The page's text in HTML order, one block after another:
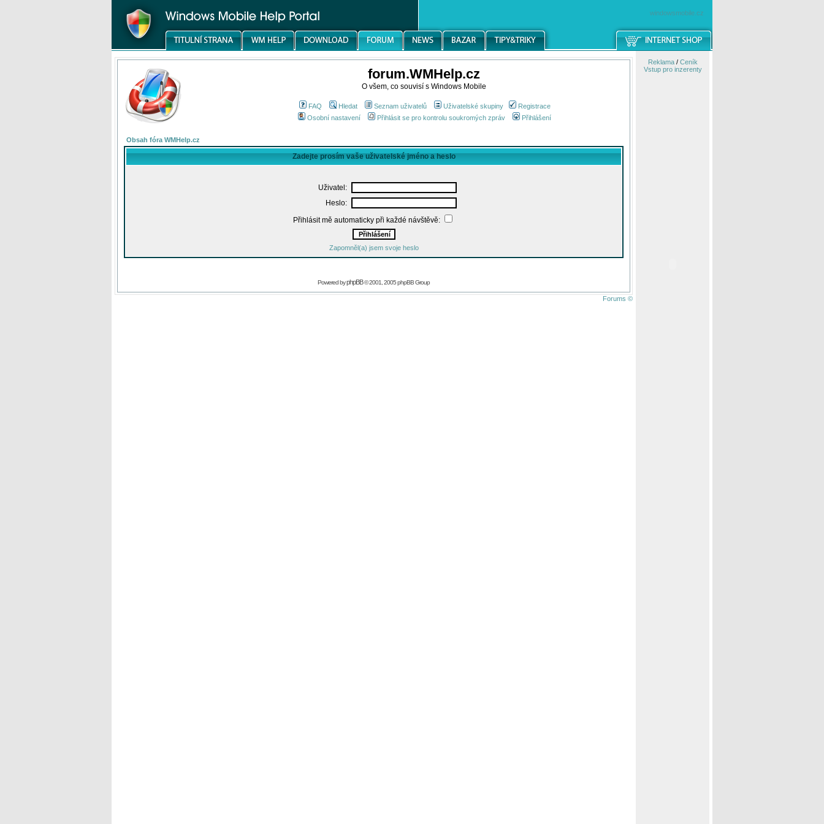
windowsmobile.cz
forum.WMHelp.cz
O všem, co souvisí s Windows Mobile
FAQ Hledat Seznam uživatelů Uživatelské skupiny
Registrace
Osobní nastavení
Přihlásit se pro kontrolu soukromých zpráv Přihlášení
Obsah fóra WMHelp.cz
Zadejte prosím vaše uživatelské jméno a heslo
Uživatel:
Heslo:
Přihlásit mě automaticky při každé návštěvě:
Zapomněl(a) jsem svoje heslo
Powered byphpBB© 2001, 2005 phpBB Group
Forums ©
Reklama/ Ceník
Vstup pro inzerenty